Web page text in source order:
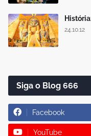
24.10.12
Siga o Blog 666
Facebook
YouTube